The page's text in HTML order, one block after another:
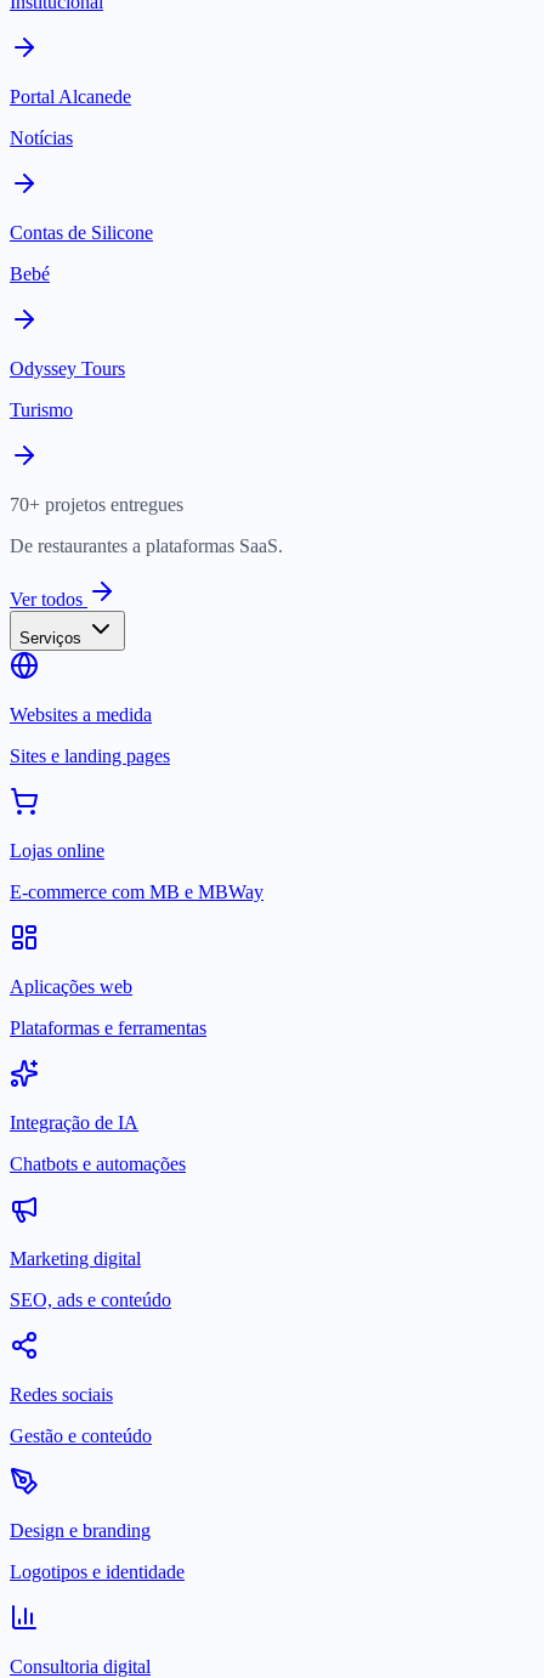
Portal Alcanede
Notícias
Contas de Silicone
Bebé
Odyssey Tours
Turismo
70+ projetos entregues
De restaurantes a plataformas SaaS.
Ver todos
Serviços
Websites a medida
Sites e landing pages
Lojas online
E-commerce com MB e MBWay
Aplicações web
Plataformas e ferramentas
Integração de IA
Chatbots e automações
Marketing digital
SEO, ads e conteúdo
Redes sociais
Gestão e conteúdo
Design e branding
Logotipos e identidade
Consultoria digital